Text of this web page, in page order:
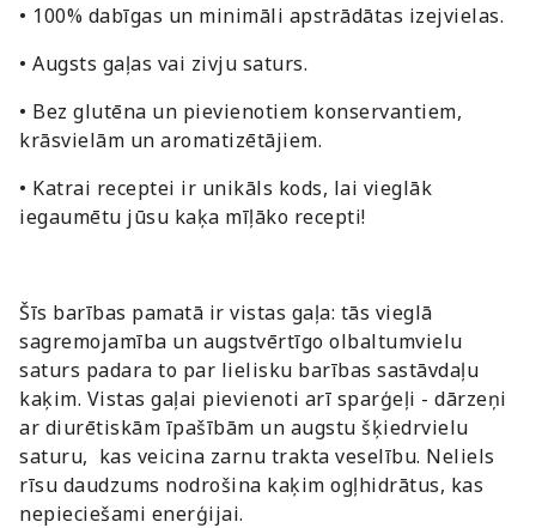
• 100% dabīgas un minimāli apstrādātas izejvielas.
• Augsts gaļas vai zivju saturs.
• Bez glutēna un pievienotiem konservantiem,
krāsvielām un aromatizētājiem.
• Katrai receptei ir unikāls kods, lai vieglāk
iegaumētu jūsu kaķa mīļāko recepti!
Šīs barības pamatā ir vistas gaļa: tās vieglā
sagremojamība un augstvērtīgo olbaltumvielu
saturs padara to par lielisku barības sastāvdaļu
kaķim. Vistas gaļai pievienoti arī sparģeļi - dārzeņi
ar diurētiskām īpašībām un augstu šķiedrvielu
saturu, kas veicina zarnu trakta veselību. Neliels
rīsu daudzums nodrošina kaķim ogļhidrātus, kas
nepieciešami enerģijai.